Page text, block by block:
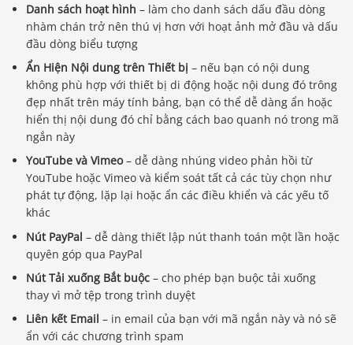
Danh sách hoạt hình – làm cho danh sách dấu đầu dòng
nhàm chán trở nên thú vị hơn với hoạt ảnh mở đầu và dấu
đầu dòng biểu tượng
Ẩn Hiện Nội dung trên Thiết bị – nếu bạn có nội dung
không phù hợp với thiết bị di động hoặc nội dung đó trông
đẹp nhất trên máy tính bảng, bạn có thể dễ dàng ẩn hoặc
hiển thị nội dung đó chỉ bằng cách bao quanh nó trong mã
ngắn này
YouTube và Vimeo– dễ dàng nhúng video phản hồi từ
YouTube hoặc Vimeo và kiểm soát tất cả các tùy chọn như
phát tự động, lặp lại hoặc ẩn các điều khiển và các yếu tố
khác
Nút PayPal – dễ dàng thiết lập nút thanh toán một lần hoặc
quyên góp qua PayPal
Nút Tải xuống Bắt buộc – cho phép bạn buộc tải xuống
thay vì mở tệp trong trình duyệt
Liên kết Email – in email của bạn với mã ngắn này và nó sẽ
ẩn với các chương trình spam